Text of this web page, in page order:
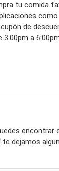
tu comida
de
3:00pm a
encontrar
te dejamos